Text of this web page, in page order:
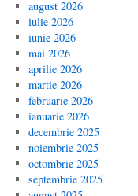
august 2026
iulie 2026
iunie 2026
mai 2026
aprilie 2026
martie 2026
februarie 2026
ianuarie 2026
decembrie 2025
noiembrie 2025
octombrie 2025
septembrie 2025